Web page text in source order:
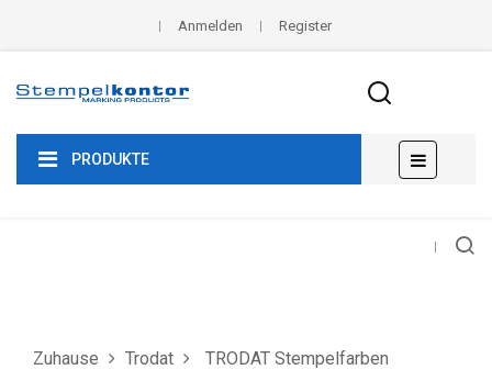
Anmelden Register
PRODUKTE
der
☰
Zuhause Trodat TRODAT Stempelfarben